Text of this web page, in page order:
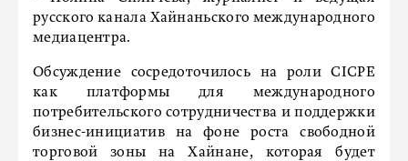
русского канала Хайнаньского международного
медиацентра.
Обсуждение сосредоточилось на роли CICPE
как платформы для международного
потребительского сотрудничества и поддержки
бизнес-инициатив на фоне роста свободной
торговой зоны на Хайнане, которая будет